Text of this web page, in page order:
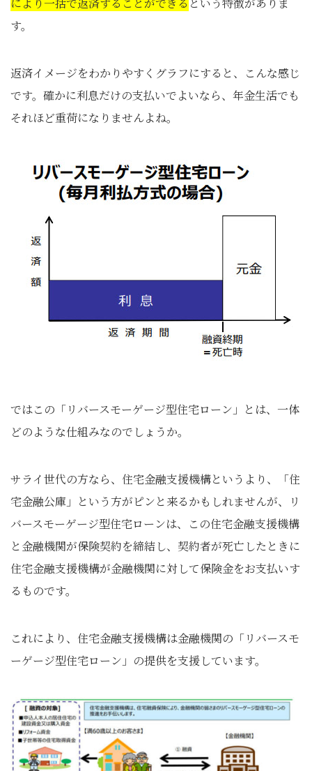
す。
返済イメージをわかりやすくグラフにすると、こんな感じ
です。確かに利息だけの支払いでよいなら、年金生活でも
それほど重荷になりませんよね。
ではこの「リバースモーゲージ型住宅ローン」とは、一体
どのような仕組みなのでしょうか。
サライ世代の方なら、住宅金融支援機構というより、「住
宅金融公庫」という方がピンと来るかもしれませんが、リ
バースモーゲージ型住宅ローンは、この住宅金融支援機構
と金融機関が保険契約を締結し、契約者が死亡したときに
住宅金融支援機構が金融機関に対して保険金をお支払いす
るものです。
これにより、住宅金融支援機構は金融機関の「リバースモ
ーゲージ型住宅ローン」の提供を支援しています。